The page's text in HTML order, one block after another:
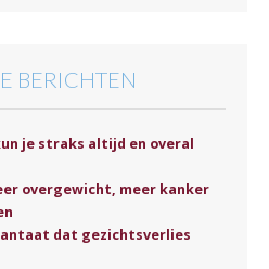
BERICHTEN
je straks altijd en overal
overgewicht, meer kanker
dat gezichtsverlies